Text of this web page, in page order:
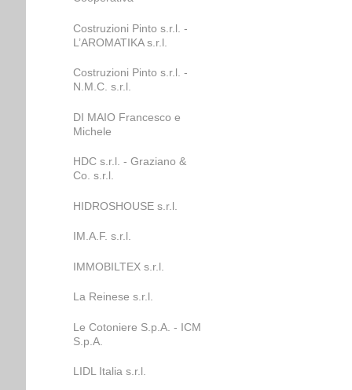
Costruzioni Pinto s.r.l. -
L’AROMATIKA s.r.l.
Costruzioni Pinto s.r.l. -
N.M.C. s.r.l.
DI MAIO Francesco e
Michele
HDC s.r.l. - Graziano &
Co. s.r.l.
HIDROSHOUSE s.r.l.
IM.A.F. s.r.l.
IMMOBILTEX s.r.l.
La Reinese s.r.l.
Le Cotoniere S.p.A. - ICM
S.p.A.
LIDL Italia s.r.l.